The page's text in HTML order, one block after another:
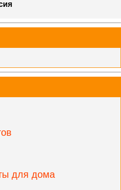
для дома